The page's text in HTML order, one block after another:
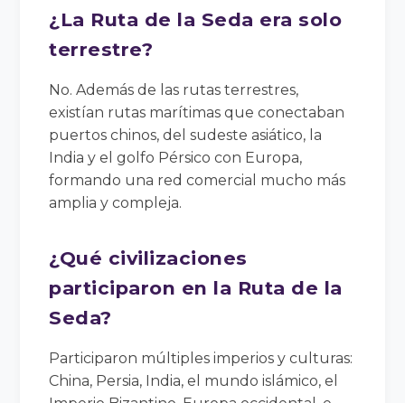
¿La Ruta de la Seda era solo
terrestre?
No. Además de las rutas terrestres,
existían rutas marítimas que conectaban
puertos chinos, del sudeste asiático, la
India y el golfo Pérsico con Europa,
formando una red comercial mucho más
amplia y compleja.
¿Qué civilizaciones
participaron en la Ruta de la
Seda?
Participaron múltiples imperios y culturas:
China, Persia, India, el mundo islámico, el